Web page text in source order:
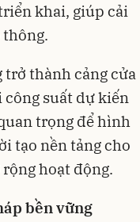
khai, giúp cải
thông.
thành cảng cửa
công suất dự kiến
trọng để hình
tạo nền tảng cho
hoạt động.
bền vững